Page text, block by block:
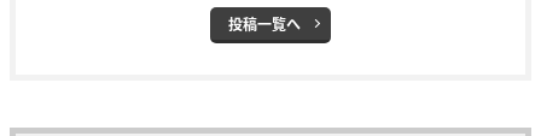
投稿一覧へ